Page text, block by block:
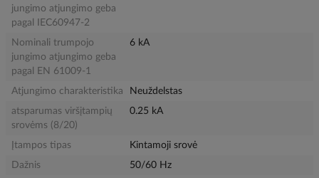
jungimo atjungimo geba
pagal IEC60947-2
Nominali trumpojo
jungimo atjungimo geba
pagal EN 61009-1
6 kA
Atjungimo charakteristika
Neuždelstas
atsparumas viršįtampių
srovėms (8/20)
0.25 kA
Įtampos tipas
Kintamoji srovė
Dažnis
50/60 Hz